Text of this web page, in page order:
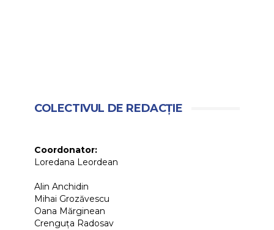
COLECTIVUL DE REDACȚIE
Coordonator:
Loredana Leordean
Alin Anchidin
Mihai Grozăvescu
Oana Mărginean
Crenguța Radosav